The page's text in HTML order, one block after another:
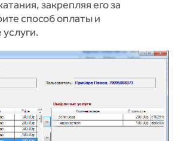
закрепляя его за
способ оплаты и